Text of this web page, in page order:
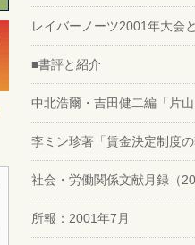
レイバーノーツ2001年大会
■書評と紹介
中北浩爾・吉田健二編「片
李ミン珍著「賃金決定制度
社会・労働関係文献月録（
所報：2001年7月